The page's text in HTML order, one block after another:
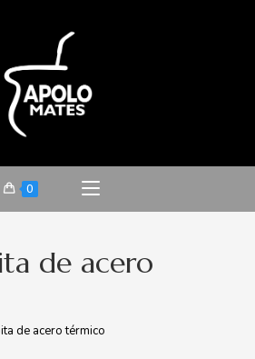
0
de acero
de acero térmico